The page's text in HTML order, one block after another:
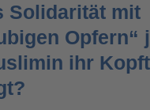
Solidarität mit
Opfern“
ihr